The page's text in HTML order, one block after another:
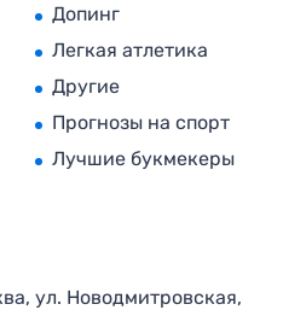
Допинг
Легкая атлетика
Другие
Прогнозы на спорт
Лучшие букмекеры
ул. Новодмитровская,